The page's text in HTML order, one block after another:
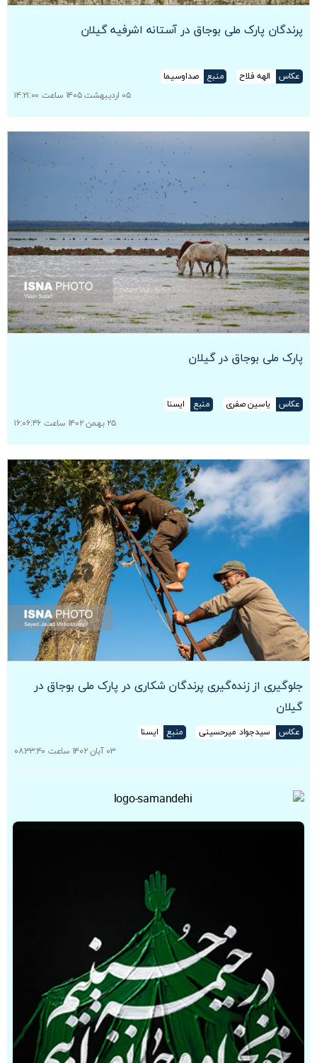
پرندگان پارک ملی بوجاق در آستانه اشرفیه گیلان
عکاس الهه فلاح منبع
صداوسیما
۰۵ اردیبهشت ۱۴۰۵ ساعت ۱۴:۲۱:۰۰
پارک ملی بوجاق در گیلان
عکاس یاسین صفری منبع
ایسنا
۲۵ بهمن ۱۴۰۲ ساعت ۱۶:۰۶:۴۶
جلوگیری از زنده‌گیری پرندگان شکاری در پارک ملی بوجاق در
گیلان
عکاس سیدجواد میرحسینی منبع
ایسنا
۰۳ آبان ۱۴۰۲ ساعت ۰۸:۳۳:۴۰